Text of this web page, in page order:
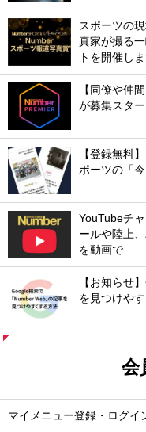
スポーツの
真家が撮る
トを開催し
【同僚や仲
が募集スター
【登録無料
ポーツの「
YouTubeチ
ールや陸上
を動画で
【お知らせ
を見つけや
会
マイメニュー登録・ログイ